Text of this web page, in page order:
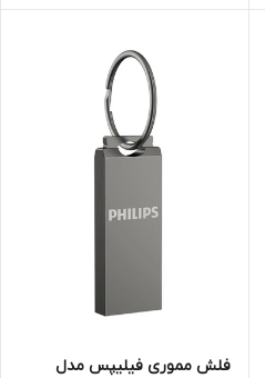
فلش مموری فیلیپس مدل